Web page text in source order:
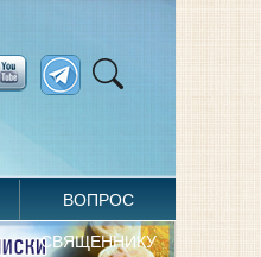
ВОПРОС
СВЯЩЕННИКУ